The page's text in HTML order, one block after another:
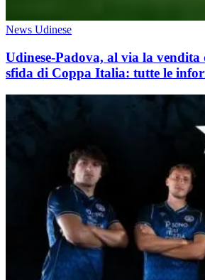
News Udinese
Udinese-Padova, al via la
sfida di Coppa Italia: tutte le